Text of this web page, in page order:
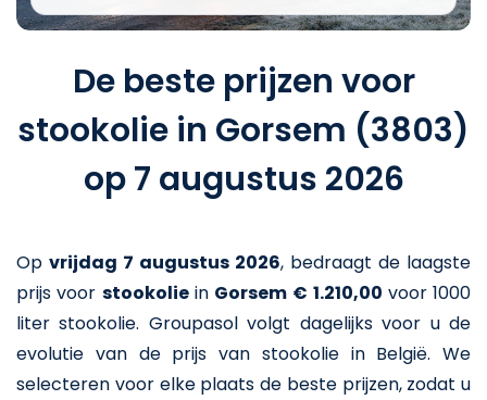
De beste prijzen voor
stookolie in Gorsem (3803)
op 7 augustus 2026
Op vrijdag 7 augustus 2026, bedraagt de laagste
prijs voor stookoliein Gorsem € 1.210,00 voor 1000
liter stookolie. Groupasol volgt dagelijks voor u de
evolutie van de prijs van stookolie in België. We
selecteren voor elke plaats de beste prijzen, zodat u